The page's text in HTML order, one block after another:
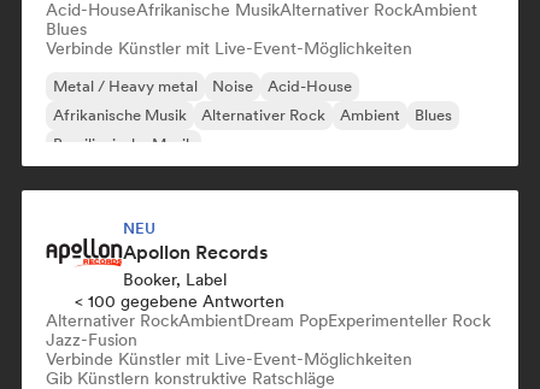
Acid-HouseAfrikanische MusikAlternativer RockAmbient
Blues
Verbinde Künstler mit Live-Event-Möglichkeiten
Metal / Heavy metal Noise
Acid-House
Afrikanische Musik
Alternativer Rock Ambient
Blues
Brasilianische Musik
NEU
Apollon Records
Booker, Label
< 100 gegebene Antworten
Alternativer RockAmbientDream PopExperimenteller Rock
Jazz-Fusion
Verbinde Künstler mit Live-Event-Möglichkeiten
Gib Künstlern konstruktive Ratschläge